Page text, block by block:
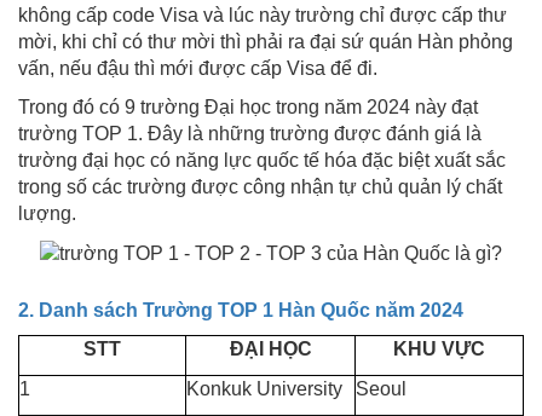
không cấp code Visa và lúc này trường chỉ được cấp thư
mời, khi chỉ có thư mời thì phải ra đại sứ quán Hàn phỏng
vấn, nếu đậu thì mới được cấp Visa để đi.
Trong đó có 9 trường Đại học trong năm 2024 này đạt
trường TOP 1. Đây là những trường được đánh giá là
trường đại học có năng lực quốc tế hóa đặc biệt xuất sắc
trong số các trường được công nhận tự chủ quản lý chất
lượng.
2. Danh sách Trường TOP 1 Hàn Quốc năm 2024
STT
ĐẠI HỌC
KHU VỰC
1
Konkuk University
Seoul